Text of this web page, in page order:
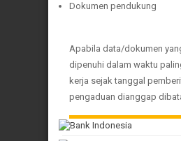
Dokumen pendukung
Apabila data/dokumen
dipenuhi dalam waktu
kerja sejak tanggal
pengaduan dianggap